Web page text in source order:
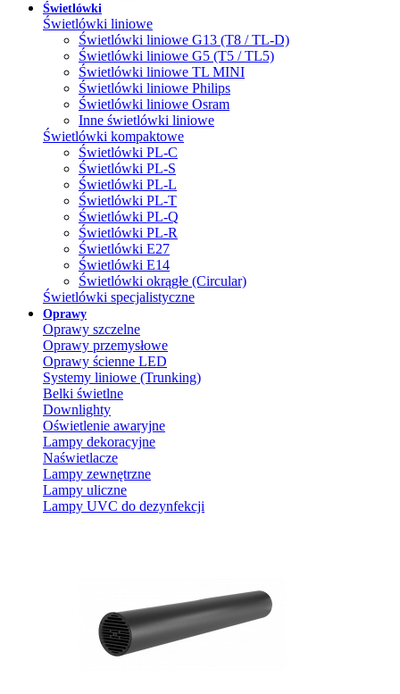
Świetlówki
Świetlówki liniowe
Świetlówki liniowe G13 (T8 / TL-D)
Świetlówki liniowe G5 (T5 / TL5)
Świetlówki liniowe TL MINI
Świetlówki liniowe Philips
Świetlówki liniowe Osram
Inne świetlówki liniowe
Świetlówki kompaktowe
Świetlówki PL-C
Świetlówki PL-S
Świetlówki PL-L
Świetlówki PL-T
Świetlówki PL-Q
Świetlówki PL-R
Świetlówki E27
Świetlówki E14
Świetlówki okrągłe (Circular)
Świetlówki specjalistyczne
Oprawy
Oprawy szczelne
Oprawy przemysłowe
Oprawy ścienne LED
Systemy liniowe (Trunking)
Belki świetlne
Downlighty
Oświetlenie awaryjne
Lampy dekoracyjne
Naświetlacze
Lampy zewnętrzne
Lampy uliczne
Lampy UVC do dezynfekcji